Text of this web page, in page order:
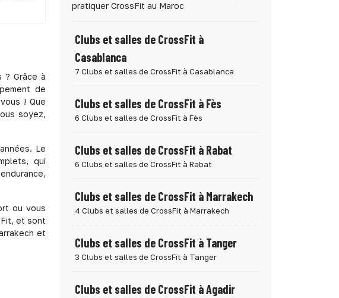
? Grâce à
de
! Que
soyez,
Le
qui
ou vous
et sont
et
pratiquer CrossFit au Maroc
Clubs et salles de CrossFit à
Casablanca
7 Clubs et salles de CrossFit à Casablanca
Clubs et salles de CrossFit à Fès
6 Clubs et salles de CrossFit à Fès
Clubs et salles de CrossFit à Rabat
6 Clubs et salles de CrossFit à Rabat
Clubs et salles de CrossFit à Marrakech
4 Clubs et salles de CrossFit à Marrakech
Clubs et salles de CrossFit à Tanger
3 Clubs et salles de CrossFit à Tanger
Clubs et salles de CrossFit à Agadir